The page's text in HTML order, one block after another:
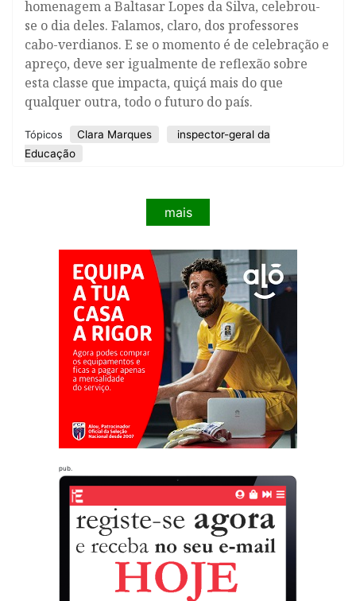
homenagem a Baltasar Lopes da Silva, celebrou-
se o dia deles. Falamos, claro, dos professores
cabo-verdianos. E se o momento é de celebração e
apreço, deve ser igualmente de reflexão sobre
esta classe que impacta, quiçá mais do que
qualquer outra, todo o futuro do país.
Tópicos Clara Marques
inspector-geral da
Educação
mais
pub.